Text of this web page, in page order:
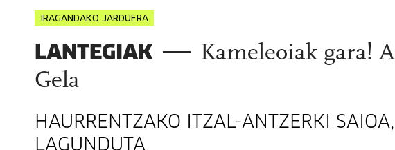
IRAGANDAKO JARDUERA
LANTEGIAK
Kameleoiak gara!
Gela
HAURRENTZAKO ITZAL-ANTZERKI
LAGUNDUTA